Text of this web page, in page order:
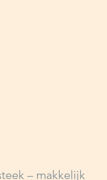
– makkelijk